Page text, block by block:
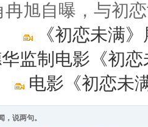
冉旭自曝，与初
《初恋未满
监制电影《初
电影《初恋未
，说两句。